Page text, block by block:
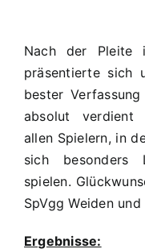
Nach der Pleite
präsentierte sich
bester
absolut verdient
allen Spielern, in
sich besonders
spielen.
SpVgg Weiden
Ergebnisse: